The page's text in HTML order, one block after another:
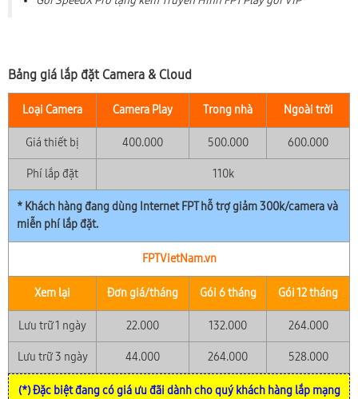
Bảng giá lắp đặt Camera & Cloud
Loại Camera Camera Play Trong nhà Ngoài trời
Giá thiết bị 400.000 500.000 600.000
Phí lắp đặt 110k
* Khách hàng đang dùng Internet FPT hỗ trợ giảm 300k/camera và
miễn phí lắp đặt.
FPTVietNam.vn
Xem lại Đơn giá/tháng Gói 6 tháng Gói 12 tháng
Lưu trữ 1 ngày 22.000 132.000 264.000
Lưu trữ 3 ngày 44.000 264.000 528.000
(*) Đặc biệt đang có giá ưu đãi dành cho quý khách hàng lắp mạng